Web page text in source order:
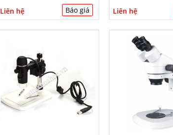
Liên hệ Báo giá Liên hệ